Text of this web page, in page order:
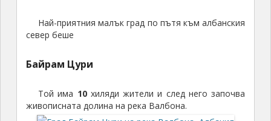
Най-приятния малък град по пътя към албанския
север беше
Байрам Цури
Той има 10хиляди жители и след него започва
живописната долина на река Валбона.